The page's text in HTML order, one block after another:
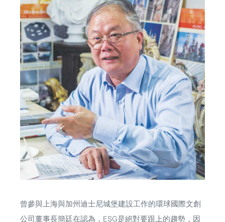
曾參與上海與加州迪士尼城堡建設工作的環球國際文創
公司董事長簡廷在認為，ESG是絕對要跟上的趨勢，因